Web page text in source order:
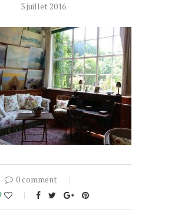
3 juillet 2016
0 comment